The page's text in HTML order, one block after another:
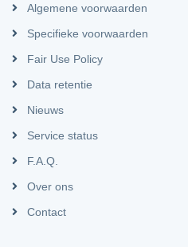
Algemene voorwaarden
Specifieke voorwaarden
Fair Use Policy
Data retentie
Nieuws
Service status
F.A.Q.
Over ons
Contact